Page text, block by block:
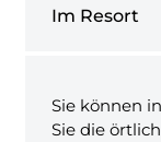
Im Resort
Sie können
Sie die